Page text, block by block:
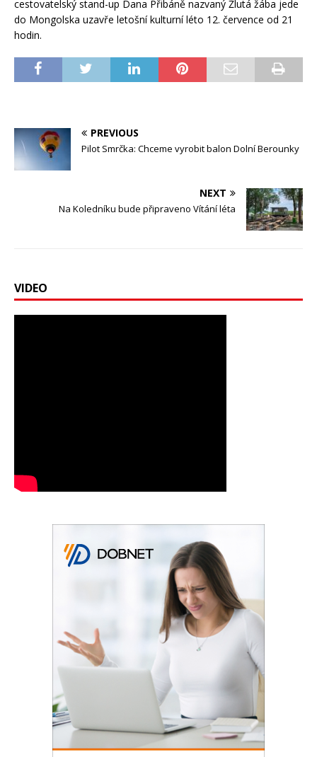
cestovatelský stand-up Dana Přibáně nazvaný Žlutá žába jede
do Mongolska uzavře letošní kulturní léto 12. července od 21
hodin.
PREVIOUS
Pilot Smrčka: Chceme vyrobit balon Dolní Berounky
NEXT
Na Koledníku bude připraveno Vítání léta
VIDEO